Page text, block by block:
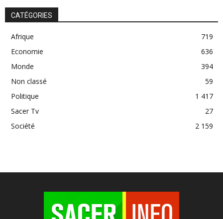
CATÉGORIES
Afrique
719
Economie
636
Monde
394
Non classé
59
Politique
1 417
Sacer Tv
27
Société
2 159